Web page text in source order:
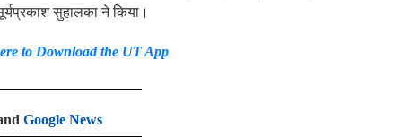
सुहालका ने किया।
to Download the UT App
Google News